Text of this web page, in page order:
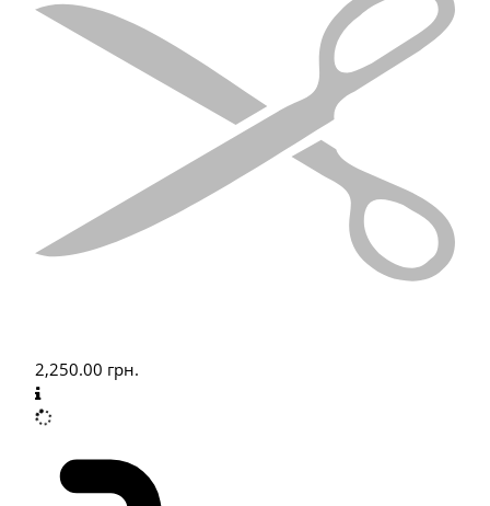
2,250.00 грн.